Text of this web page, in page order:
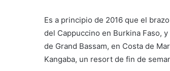
Es a principio de 2016 que el
del Cappuccino en Burkina Faso,
de Grand Bassam, en Costa de
Kangaba, un resort de fin de